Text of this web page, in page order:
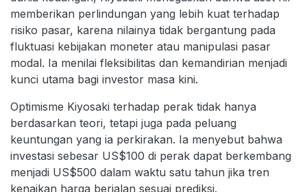
memberikan perlindungan yang lebih kuat terhadap
risiko pasar, karena nilainya tidak bergantung pada
fluktuasi kebijakan moneter atau manipulasi pasar
modal. Ia menilai fleksibilitas dan kemandirian menjadi
kunci utama bagi investor masa kini.
Optimisme Kiyosaki terhadap perak tidak hanya
berdasarkan teori, tetapi juga pada peluang
keuntungan yang ia perkirakan. Ia menyebut bahwa
investasi sebesar US$100 di perak dapat berkembang
menjadi US$500 dalam waktu satu tahun jika tren
kenaikan harga berjalan sesuai prediksi.